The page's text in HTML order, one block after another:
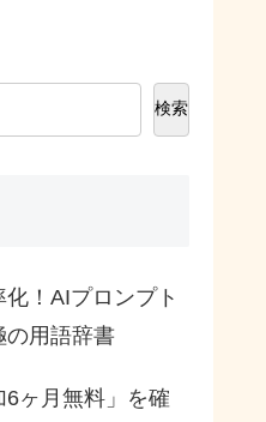
検索
！AIプロンプト
の用語辞書
ヶ月無料」を確